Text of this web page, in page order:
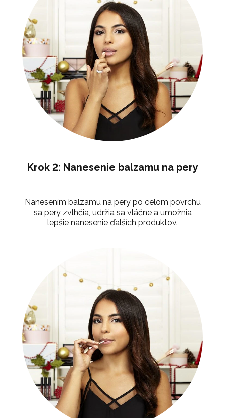
Krok 2: Nanesenie balzamu na pery
Nanesením balzamu na pery po celom povrchu
sa pery zvlhčia, udržia sa vláčne a umožnia
lepšie nanesenie ďalších produktov.